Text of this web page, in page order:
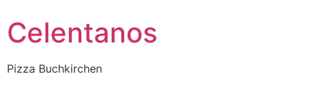
Celentanos
Pizza Buchkirchen